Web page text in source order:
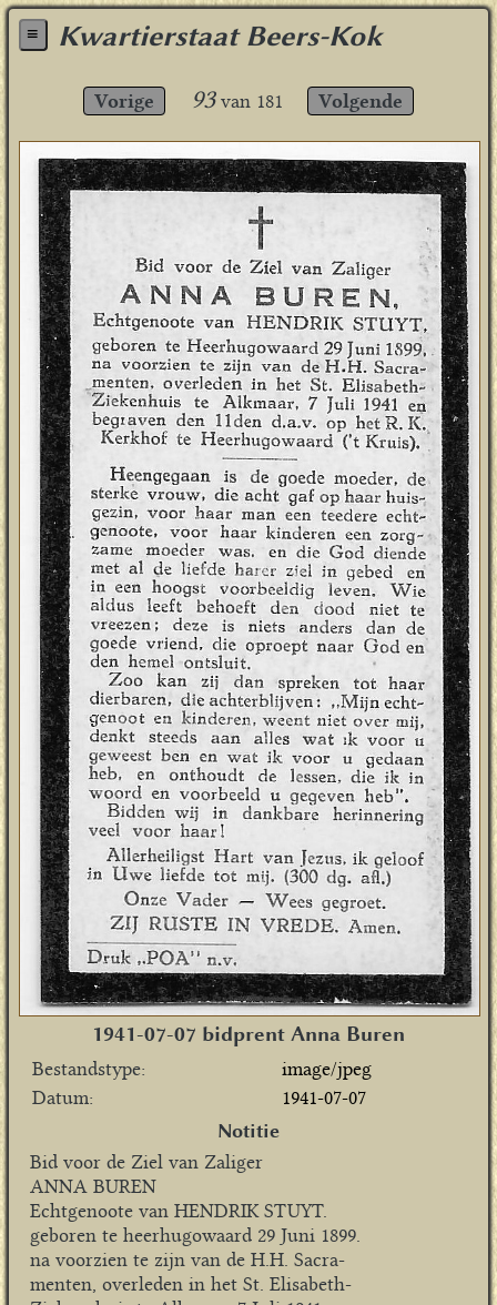
≡ Kwartierstaat Beers-Kok
Vorige 93van 181 Volgende
1941-07-07 bidprent Anna Buren
Bestandstype
image/jpeg
Datum
1941-07-07
Notitie
Bid voor de Ziel van Zaliger
ANNA BUREN
Echtgenoote van HENDRIK STUYT.
geboren te heerhugowaard 29 Juni 1899.
na voorzien te zijn van de H.H. Sacra-
menten, overleden in het St. Elisabeth-